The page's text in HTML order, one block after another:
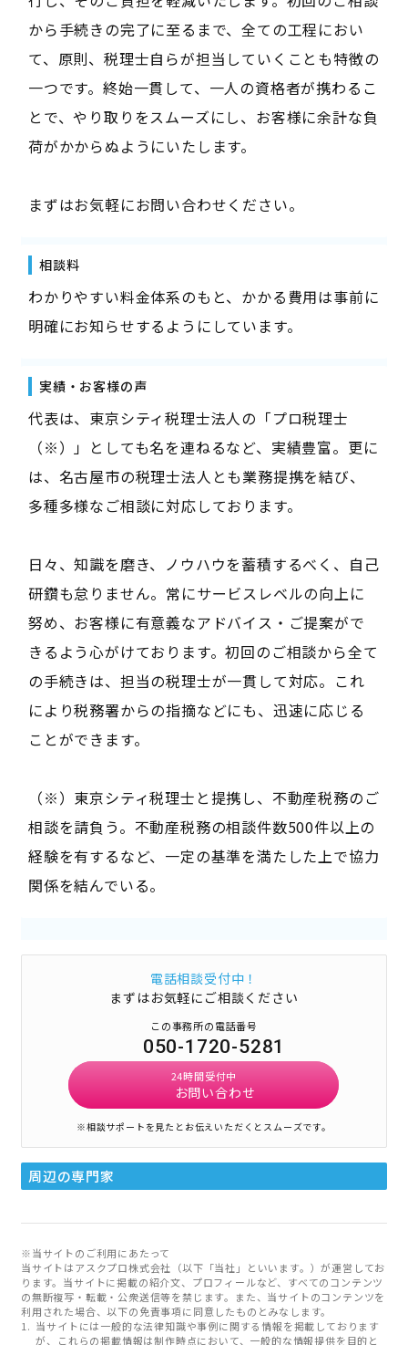
から手続きの完了に至るまで、全ての工程におい
て、原則、税理士自らが担当していくことも特徴の
一つです。終始一貫して、一人の資格者が携わるこ
とで、やり取りをスムーズにし、お客様に余計な負
荷がかからぬようにいたします。
まずはお気軽にお問い合わせください。
相談料
わかりやすい料金体系のもと、かかる費用は事前に
明確にお知らせするようにしています。
実績・お客様の声
代表は、東京シティ税理士法人の「プロ税理士
（※）」としても名を連ねるなど、実績豊富。更に
は、名古屋市の税理士法人とも業務提携を結び、
多種多様なご相談に対応しております。
日々、知識を磨き、ノウハウを蓄積するべく、自己
研鑽も怠りません。常にサービスレベルの向上に
努め、お客様に有意義なアドバイス・ご提案がで
きるよう心がけております。初回のご相談から全て
の手続きは、担当の税理士が一貫して対応。これ
により税務署からの指摘などにも、迅速に応じる
ことができます。
（※）東京シティ税理士と提携し、不動産税務のご
相談を請負う。不動産税務の相談件数500件以上の
経験を有するなど、一定の基準を満たした上で協力
関係を結んでいる。
電話相談受付中！
まずはお気軽にご相談ください
この事務所の電話番号
050-1720-5281
24時間受付中
お問い合わせ
※相談サポートを見たとお伝えいただくとスムーズです。
周辺の専門家
※当サイトのご利用にあたって
当サイトはアスクプロ株式会社（以下「当社」といいます。）が運営してお
ります。当サイトに掲載の紹介文、プロフィールなど、すべてのコンテンツ
の無断複写・転載・公衆送信等を禁じます。また、当サイトのコンテンツを
利用された場合、以下の免責事項に同意したものとみなします。
当サイトには一般的な法律知識や事例に関する情報を掲載しております
が、これらの掲載情報は制作時点において、一般的な情報提供を目的と